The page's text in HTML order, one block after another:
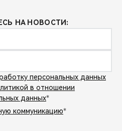
НА НОВОСТИ:
персональных данных
в отношении
данных*
коммуникацию*